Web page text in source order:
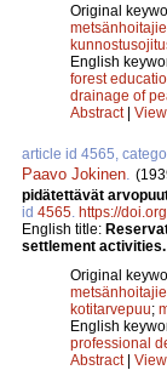
Original
English
forest
drainage of
Abstract|
article id 4565,
Paavo Jokinen
pidätettävät
id 4565 https://
English title:
settlement activities.
Original
kotitarvepuu;
English
professional
Abstract|